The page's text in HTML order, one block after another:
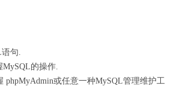
句.
的操作.
或任意一种MySQL管理维护工